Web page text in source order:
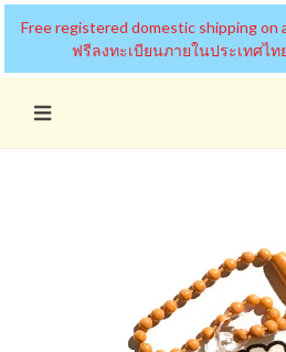
Free registered domestic shipping on
ฟรีลงทะเบียนภายในประเทศไท